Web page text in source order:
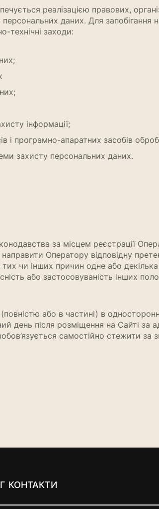
реалізацією правових,
даних. Для запобігання
технічні заходи:
інформації;
і програмно-апаратних засобів
захисту персональних даних.
за місцем реєстрації
Оператору відповідну
чи інших причин одне або
або застосовуваність інших
або в частині) в
день після розміщення на Сайті за
самостійно стежити за
КОНТАКТИ